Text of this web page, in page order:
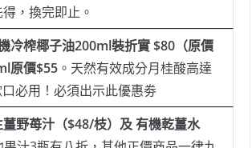
，換完即止。
冷榨椰子油200ml裝折實 $80（原價
原價$55 。天然有效成分月桂酸高達
必用！必須出示此優惠劵
野苺汁（$48/枝）及 有機乾薑水